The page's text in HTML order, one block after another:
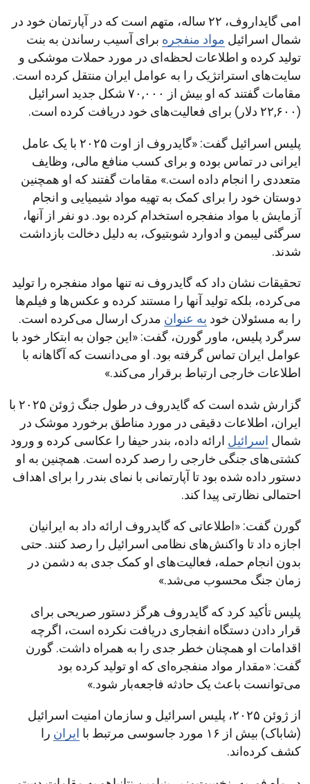
امی گایداروف، ۲۲ ساله، متهم است که در آپارتمان خود در
شمال اسرائیل مواد منفجره برای آسیب رساندن به بنت
تولید کرده و اطلاعات لحظه‌ای در مورد حملات موشکی و
سایت‌های استراتژیک را به عوامل ایران منتقل کرده است.
مقامات گفتند که او بیش از ۷۰,۰۰۰ شکل جدید اسرائیل
(۲۲,۶۰۰ دلار) برای فعالیت‌های خود دریافت کرده است.
پلیس اسرائیل گفت: «گایدروف از اوت ۲۰۲۵ با یک عامل
ایرانی در تماس بوده و برای کسب منافع مالی، وظایف
متعددی را انجام داده است.» مقامات گفتند که او همچنین
دوستان خود را برای کمک به تهیه مواد شیمیایی و انجام
آزمایش با مواد منفجره استخدام کرده بود. دو نفر از آنها،
سرگئی لیبمن و ادوارد شوبتیوک، به دلیل دخالت بازداشت
شدند.
تحقیقات نشان داد که گایدروف نه تنها مواد منفجره را تولید
می‌کرده، بلکه تولید آنها را مستند کرده و عکس‌ها و فیلم‌ها
را به مسئولان خود به عنوان مدرک ارسال می‌کرده است.
سرگرد پلیس، ماور گورن، گفت: «این جوان به ابتکار خود با
عوامل ایران تماس گرفته بود. او می‌دانست که آگاهانه با
اطلاعات خارجی ارتباط برقرار می‌کند.»
گزارش شده است که گایدروف در طول جنگ ژوئن ۲۰۲۵ با
ایران، اطلاعات دقیقی در مورد مناطق برخورد موشک در
شمال اسرائیل ارائه داده، بندر حیفا را عکاسی کرده و ورود
کشتی‌های جنگی خارجی را رصد کرده است. همچنین به او
دستور داده شده بود تا آپارتمانی با نمای بندر را برای اهداف
احتمالی نظارتی پیدا کند.
گورن گفت: «اطلاعاتی که گایدروف ارائه داد به ایرانیان
اجازه داد تا واکنش‌های نظامی اسرائیل را رصد کنند. حتی
بدون انجام حمله، فعالیت‌های او کمک جدی به دشمن در
زمان جنگ محسوب می‌شد.»
پلیس تأکید کرد که گایدروف هرگز دستور صریحی برای
قرار دادن دستگاه انفجاری دریافت نکرده است، اگرچه
اقدامات او همچنان خطر جدی را به همراه داشت. گورن
گفت: «مقدار مواد منفجره‌ای که او تولید کرده بود
می‌توانست باعث یک حادثه فاجعه‌بار شود.»
از ژوئن ۲۰۲۵، پلیس اسرائیل و سازمان امنیت اسرائیل
(شاباک) بیش از ۱۶ مورد جاسوسی مرتبط با
ایران را
کشف کرده‌اند.